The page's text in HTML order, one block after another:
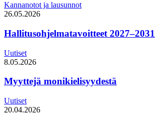
Kannanotot ja lausunnot
26.05.2026
Hallitusohjelmatavoitteet 2027–2031
Uutiset
8.05.2026
Myyttejä monikielisyydestä
Uutiset
20.04.2026